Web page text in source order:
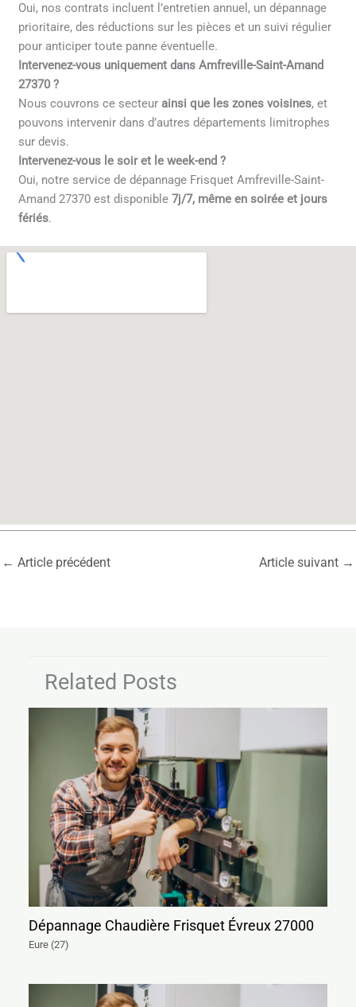
Oui, nos contrats incluent l’entretien annuel, un dépannage
prioritaire, des réductions sur les pièces et un suivi régulier
pour anticiper toute panne éventuelle.
Intervenez-vous uniquement dans Amfreville-Saint-Amand
27370 ?
Nous couvrons ce secteur ainsi que les zones voisines, et
pouvons intervenir dans d’autres départements limitrophes
sur devis.
Intervenez-vous le soir et le week-end ?
Oui, notre service de dépannage Frisquet Amfreville-Saint-
Amand 27370 est disponible7j/7, même en soirée et jours
fériés.
← Article précédent Article suivant →
Related Posts
Dépannage Chaudière Frisquet Évreux 27000
Eure (27)